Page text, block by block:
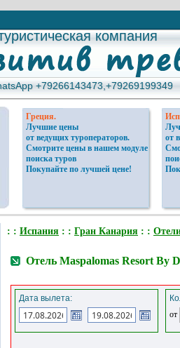
компания
компания
+79266143473,+79269199349
+79266143473,+79269199349
Греция.
Лучшие цены
от ведущих туроператоров.
Смотрите цены в нашем модуле
поиска туров
Покупайте по лучшей цене!
от
: : Испания : : Гран Канария : :
Отель Maspalomas Resort
Дата вылета:
от